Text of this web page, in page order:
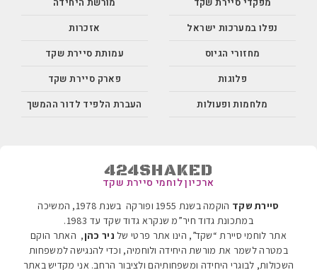
נפלו במערכות ישראל
מחזורי הגיוס
פלוגות
מלחמות ופעולות
אזכרות
עמותת סיירת שקד
פארק סיירת שקד
העברת הלפיד לדור ההמשך
424SHAKED
ארכיון לוחמי סיירת שקד
סיירת שקד
הוקמה בשנת 1955 ופורקה בשנת 1978, המשיכה
במתכונת גדוד חיר”מ שנקרא גדוד שקד עד 1983
.
אתר לוחמי סיירת “שקד”, הינו אתר פרטי של ניר כהן, האתר הוקם
במטרה לשמר את מורשת היחידה ולוחמיה, וכדי להנגישה למשפחות
השכולות, לבוגרי היחידה ומשפחותיהם ולציבור הרחב. אני מקדיש באתר